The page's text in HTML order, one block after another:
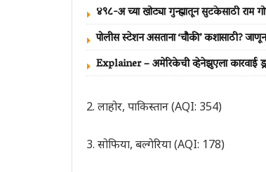
४९८-अ च्या खोट्या गुन्ह्यातून सुटकेसाठी राम
पोलीस स्टेशन असताना ‘चौकी’ कशासाठी?
Explainer – अमेरिकेची व्हेनेझुएला कारवाई
2. लाहोर, पाकिस्तान (AQI: 354)
3. सोफिया, बल्गेरिया (AQI: 178)